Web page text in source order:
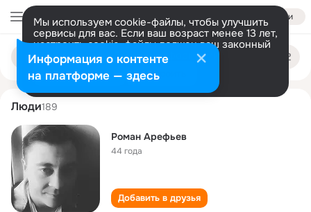
Войти
Мы используем cookie-файлы, чтобы улучшить
сервисы для вас. Если ваш возраст менее 13 лет,
настроить cookie-файлы должен ваш законный
представитель. Больше информации
Разрешить все Настроить
Поиск
людям
roman arefev
Люди189
Роман Арефьев
44 года
Добавить в друзья
Информация о контенте
на платформе — здесь